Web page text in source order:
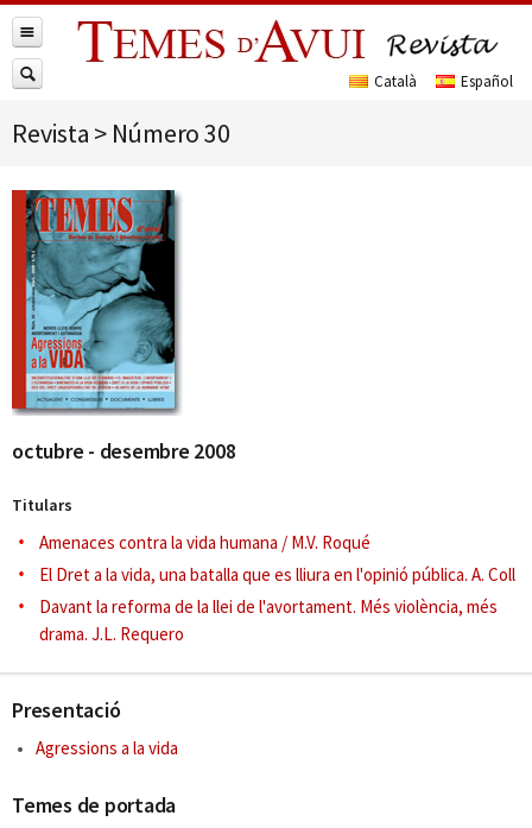
Revista > Número 30
octubre - desembre 2008
Titulars
Amenaces contra la vida humana / M.V. Roqué
El Dret a la vida, una batalla que es lliura en l'opinió pública. A. Coll
Davant la reforma de la llei de l'avortament. Més violència, més
drama. J.L. Requero
Presentació
Agressions a la vida
Temes de portada